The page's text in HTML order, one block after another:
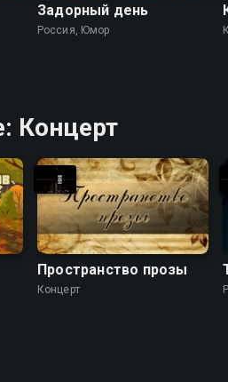
Задорный день
Россия, Юмор
Концерт
Пространство прозы
Концерт